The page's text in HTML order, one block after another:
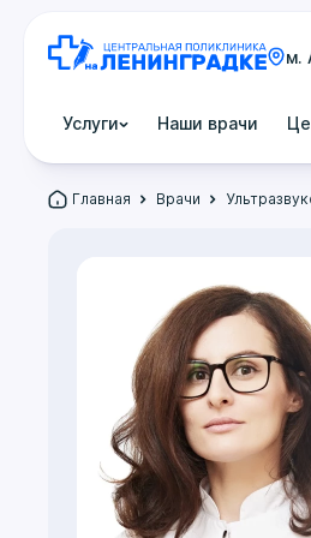
м.
Услуги Наши врачи
Главная Врачи